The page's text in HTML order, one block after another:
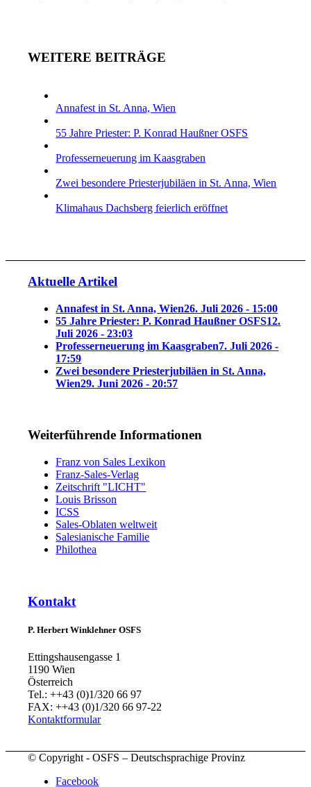
WEITERE BEITRÄGE
Annafest in St. Anna, Wien
55 Jahre Priester: P. Konrad Haußner OSFS
Professerneuerung im Kaasgraben
Zwei besondere Priesterjubiläen in St. Anna, Wien
Klimahaus Dachsberg feierlich eröffnet
Aktuelle Artikel
Annafest in St. Anna, Wien26. Juli 2026 - 15:00
55 Jahre Priester: P. Konrad Haußner OSFS12.
Juli 2026 - 23:03
Professerneuerung im Kaasgraben7. Juli 2026 -
17:59
Zwei besondere Priesterjubiläen in St. Anna,
Wien29. Juni 2026 - 20:57
Weiterführende Informationen
Franz von Sales Lexikon
Franz-Sales-Verlag
Zeitschrift "LICHT"
Louis Brisson
ICSS
Sales-Oblaten weltweit
Salesianische Familie
Philothea
Kontakt
P. Herbert Winklehner OSFS
Ettingshausengasse 1
1190 Wien
Österreich
Tel.: ++43 (0)1/320 66 97
FAX: ++43 (0)1/320 66 97-22
Kontaktformular
© Copyright - OSFS – Deutschsprachige Provinz
Facebook